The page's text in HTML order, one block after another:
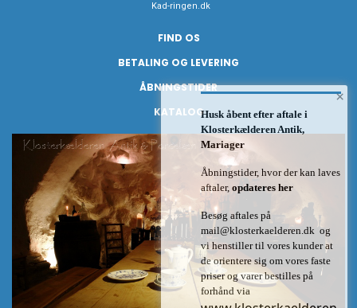
Kad-ringen.dk
FIND OS
BETALING OG LEVERING
ÅBNINGSTIDER
KATALOG
×
Husk åbent efter aftale i
Klosterkælderen Antik,
Mariager
Åbningstider, hvor der kan laves
aftaler, opdateres her
Besøg aftales på
mail@klosterkaelderen.dk og
vi henstiller til vores kunder at
de orientere sig om vores faste
priser og varer bestilles på
forhånd via